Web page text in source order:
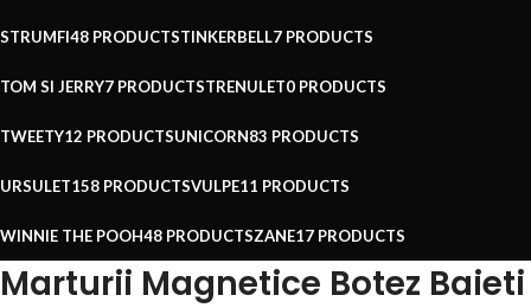
STRUMFI48 PRODUCTSTINKERBELL7 PRODUCTS
TOM SI JERRY7 PRODUCTSTRENULET0 PRODUCTS
TWEETY12 PRODUCTSUNICORN83 PRODUCTS
URSULET158 PRODUCTSVULPE11 PRODUCTS
WINNIE THE POOH48 PRODUCTSZANE17 PRODUCTS
Marturii Magnetice Botez Baieti